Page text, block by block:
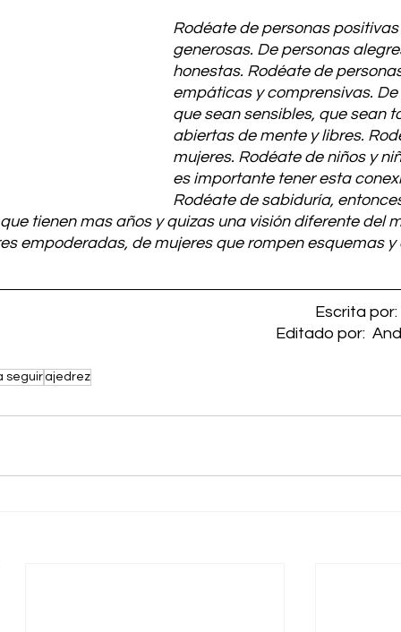
Rodéate de personas
generosas. De personas
honestas. Rodéate de
empáticas y comprensivas.
que sean sensibles, que sean
abiertas de mente y libres.
mujeres. Rodéate de niños y
es importante tener esta
Rodéate de sabiduría,
tienen mas años y quizas una visión diferente del
empoderadas, de mujeres que rompen esquemas y
Escrita
Editado por:
seguir ajedrez